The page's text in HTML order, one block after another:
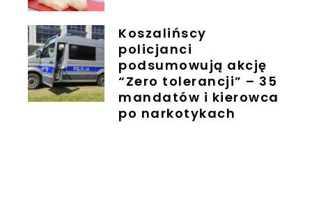
Koszalińscy
policjanci
podsumowują akcję
“Zero tolerancji” – 35
mandatów i kierowca
po narkotykach